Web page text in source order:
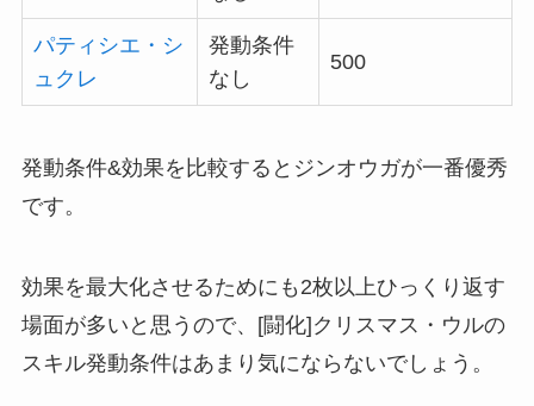
パティシエ・シ
ュクレ
発動条件
なし
500
発動条件&効果を比較するとジンオウガが一番優秀
です。
効果を最大化させるためにも2枚以上ひっくり返す
場面が多いと思うので、[闘化]クリスマス・ウルの
スキル発動条件はあまり気にならないでしょう。